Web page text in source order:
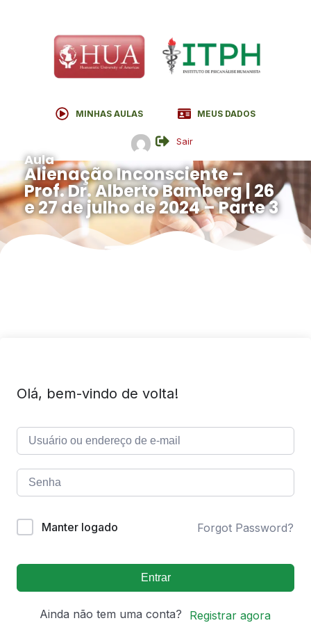
MINHAS AULAS MEUS DADOS
Sair
Aula
Alienação Inconsciente –
Prof. Dr. Alberto Bamberg | 26
e 27 de julho de 2024 – Parte 3
Olá, bem-vindo de volta!
Manter logado Forgot Password?
Entrar
Ainda não tem uma conta? Registrar agora